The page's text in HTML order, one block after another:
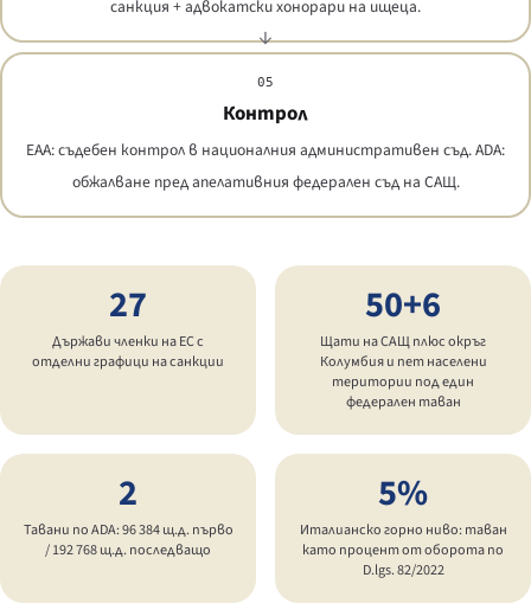
санкция + адвокатски хонорари на ищеца.
05
Контрол
EAA: съдебен контрол в националния административен съд. ADA:
обжалване пред апелативния федерален съд на САЩ.
27
Държави членки на ЕС с
отделни графици на санкции
50+6
Щати на САЩ плюс окръг
Колумбия и пет населени
територии под един
федерален таван
2
Тавани по ADA: 96 384 щ.д. първо
/ 192 768 щ.д. последващо
5%
Италианско горно ниво: таван
като процент от оборота по
D.lgs. 82/2022